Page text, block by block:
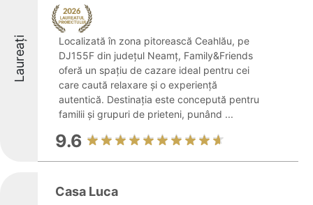
Laureați
Localizată în zona pitorească Ceahlău, pe
DJ155F din județul Neamț, Family&Friends
oferă un spațiu de cazare ideal pentru cei
care caută relaxare și o experiență
autentică. Destinația este concepută pentru
familii și grupuri de prieteni, punând ...
9.6
Casa Luca